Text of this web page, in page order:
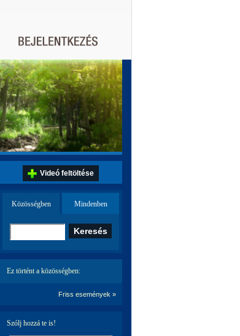
Videó feltöltése
Közösségben Mindenben
Ez történt a közösségben:
Friss események »
Szólj hozzá te is!